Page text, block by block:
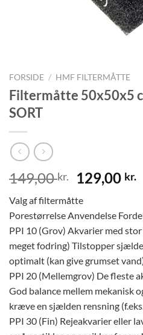
FORSIDE / HMF FILTERMÅTTE
Filtermåtte 50x50x5
SORT
149,00kr.
Den
oprindelige
pris
var:
149,00 kr..
129,00 kr.
Valg af filtermåtte
Porestørrelse Anvendelse
PPI 10 (Grov) Akvarier med
meget fodring) Tilstopper
optimalt (kan give grumset
PPI 20 (Mellemgrov) De fleste
God balance mellem mekanisk
kræve en sjælden rensning
PPI 30 (Fin) Rejeakvarier eller